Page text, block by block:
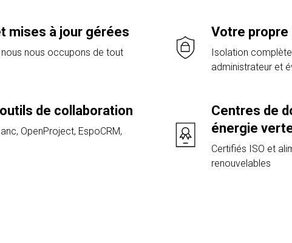
mises à jour gérées
nous occupons de tout
Votre propre
Isolation
administrateur et
de collaboration
OpenProject, EspoCRM,
Centres de
énergie
Certifiés ISO et
renouvelables